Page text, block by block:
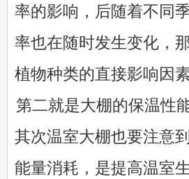
率的影响，后随着不同
率也在随时发生变化，
植物种类的直接影响因素
第二就是大棚的保温性
其次温室大棚也要注意
能量消耗，是提高温室